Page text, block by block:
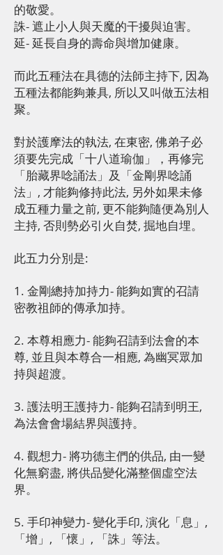
的敬愛。
誅- 遮止小人與天魔的干擾與迫害。
延- 延長自身的壽命與增加健康。
而此五種法在具德的法師主持下, 因為
五種法都能夠兼具, 所以又叫做五法相
聚。
對於護摩法的執法, 在東密, 佛弟子必
須要先完成「十八道瑜伽」，再修完
「胎藏界唸誦法」及「金剛界唸誦
法」, 才能夠修持此法, 另外如果未修
成五種力量之前, 更不能夠隨便為別人
主持, 否則勢必引火自焚, 掘地自埋。
此五力分別是:
1. 金剛總持加持力- 能夠如實的召請
密教祖師的傳承加持。
2. 本尊相應力- 能夠召請到法會的本
尊, 並且與本尊合一相應, 為幽冥眾加
持與超渡。
3. 護法明王護持力- 能夠召請到明王,
為法會會場結界與護持。
4. 觀想力- 將功德主們的供品, 由一變
化無窮盡, 將供品變化滿整個虛空法
界。
5. 手印神變力- 變化手印, 演化「息」,
「增」, 「懷」, 「誅」等法。